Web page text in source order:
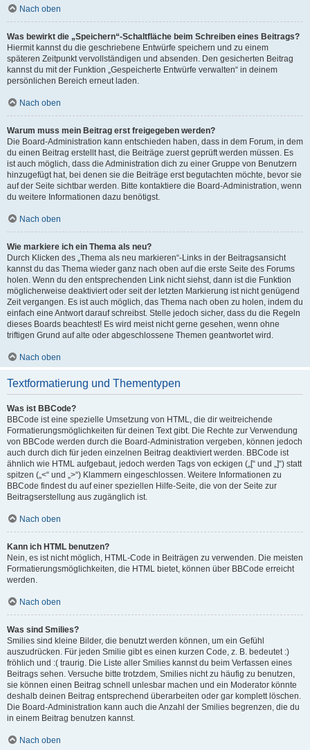
Nach oben
Was bewirkt die „Speichern“-Schaltfläche beim Schreiben eines Beitrags?
Hiermit kannst du die geschriebene Entwürfe speichern und zu einem
späteren Zeitpunkt vervollständigen und absenden. Den gesicherten Beitrag
kannst du mit der Funktion „Gespeicherte Entwürfe verwalten“ in deinem
persönlichen Bereich erneut laden.
Nach oben
Warum muss mein Beitrag erst freigegeben werden?
Die Board-Administration kann entschieden haben, dass in dem Forum, in dem
du einen Beitrag erstellt hast, die Beiträge zuerst geprüft werden müssen. Es
ist auch möglich, dass die Administration dich zu einer Gruppe von Benutzern
hinzugefügt hat, bei denen sie die Beiträge erst begutachten möchte, bevor sie
auf der Seite sichtbar werden. Bitte kontaktiere die Board-Administration, wenn
du weitere Informationen dazu benötigst.
Nach oben
Wie markiere ich ein Thema als neu?
Durch Klicken des „Thema als neu markieren“-Links in der Beitragsansicht
kannst du das Thema wieder ganz nach oben auf die erste Seite des Forums
holen. Wenn du den entsprechenden Link nicht siehst, dann ist die Funktion
möglicherweise deaktiviert oder seit der letzten Markierung ist nicht genügend
Zeit vergangen. Es ist auch möglich, das Thema nach oben zu holen, indem du
einfach eine Antwort darauf schreibst. Stelle jedoch sicher, dass du die Regeln
dieses Boards beachtest! Es wird meist nicht gerne gesehen, wenn ohne
triftigen Grund auf alte oder abgeschlossene Themen geantwortet wird.
Nach oben
Textformatierung und Thementypen
Was ist BBCode?
BBCode ist eine spezielle Umsetzung von HTML, die dir weitreichende
Formatierungsmöglichkeiten für deinen Text gibt. Die Rechte zur Verwendung
von BBCode werden durch die Board-Administration vergeben, können jedoch
auch durch dich für jeden einzelnen Beitrag deaktiviert werden. BBCode ist
ähnlich wie HTML aufgebaut, jedoch werden Tags von eckigen („[“ und „]“) statt
spitzen („<“ und „>“) Klammern eingeschlossen. Weitere Informationen zu
BBCode findest du auf einer speziellen Hilfe-Seite, die von der Seite zur
Beitragserstellung aus zugänglich ist.
Nach oben
Kann ich HTML benutzen?
Nein, es ist nicht möglich, HTML-Code in Beiträgen zu verwenden. Die meisten
Formatierungsmöglichkeiten, die HTML bietet, können über BBCode erreicht
werden.
Nach oben
Was sind Smilies?
Smilies sind kleine Bilder, die benutzt werden können, um ein Gefühl
auszudrücken. Für jeden Smilie gibt es einen kurzen Code, z. B. bedeutet :)
fröhlich und :( traurig. Die Liste aller Smilies kannst du beim Verfassen eines
Beitrags sehen. Versuche bitte trotzdem, Smilies nicht zu häufig zu benutzen,
sie können einen Beitrag schnell unlesbar machen und ein Moderator könnte
deshalb deinen Beitrag entsprechend überarbeiten oder gar komplett löschen.
Die Board-Administration kann auch die Anzahl der Smilies begrenzen, die du
in einem Beitrag benutzen kannst.
Nach oben